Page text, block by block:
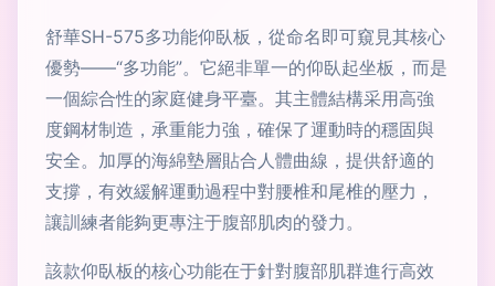
舒華SH-575多功能仰臥板，從命名即可窺見其核心
優勢——“多功能”。它絕非單一的仰臥起坐板，而是
一個綜合性的家庭健身平臺。其主體結構采用高強
度鋼材制造，承重能力強，確保了運動時的穩固與
安全。加厚的海綿墊層貼合人體曲線，提供舒適的
支撐，有效緩解運動過程中對腰椎和尾椎的壓力，
讓訓練者能夠更專注于腹部肌肉的發力。
該款仰臥板的核心功能在于針對腹部肌群進行高效